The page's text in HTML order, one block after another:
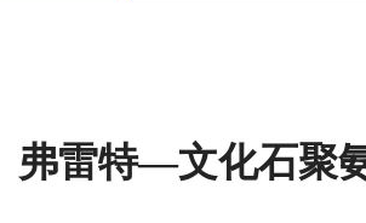
弗雷特—文化石聚